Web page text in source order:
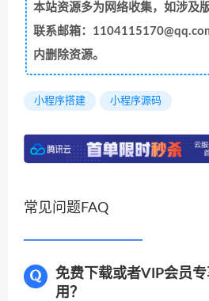
本站资源多为网络收集，如涉及
联系邮箱：
内删除资源。
小程序搭建 小程序源码
常见问题FAQ
免费下载或者VIP会员
用？